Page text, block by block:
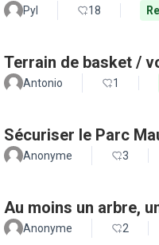
Pyl 18
Terrain de basket /
Antonio 1
Sécuriser le Parc
Anonyme 3
Au moins un arbre,
Anonyme 2